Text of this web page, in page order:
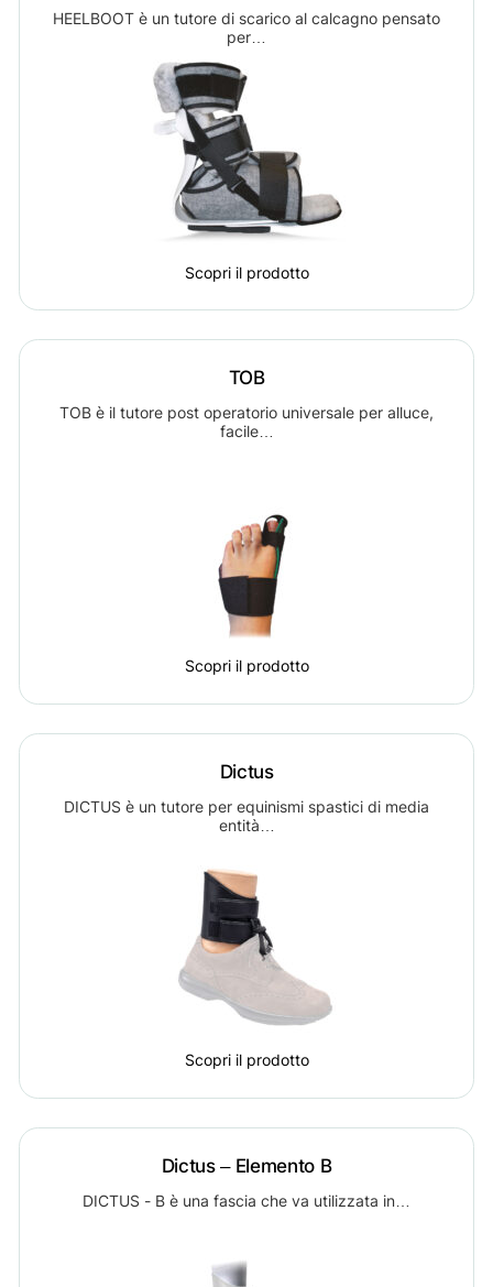
HEELBOOT è un tutore di scarico al calcagno pensato
per…
Scopri il prodotto
TOB
TOB è il tutore post operatorio universale per alluce,
facile…
Scopri il prodotto
Dictus
DICTUS è un tutore per equinismi spastici di media
entità…
Scopri il prodotto
Dictus – Elemento B
DICTUS - B è una fascia che va utilizzata in…